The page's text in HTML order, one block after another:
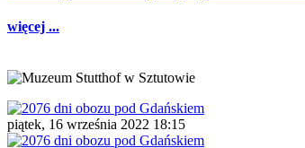
więcej ...
piątek, 16 września 2022 18:15